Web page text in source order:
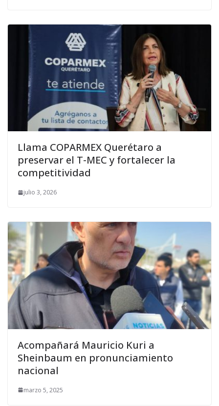
Llama COPARMEX Querétaro a
preservar el T-MEC y fortalecer la
competitividad
julio 3, 2026
Acompañará Mauricio Kuri a
Sheinbaum en pronunciamiento
nacional
marzo 5, 2025